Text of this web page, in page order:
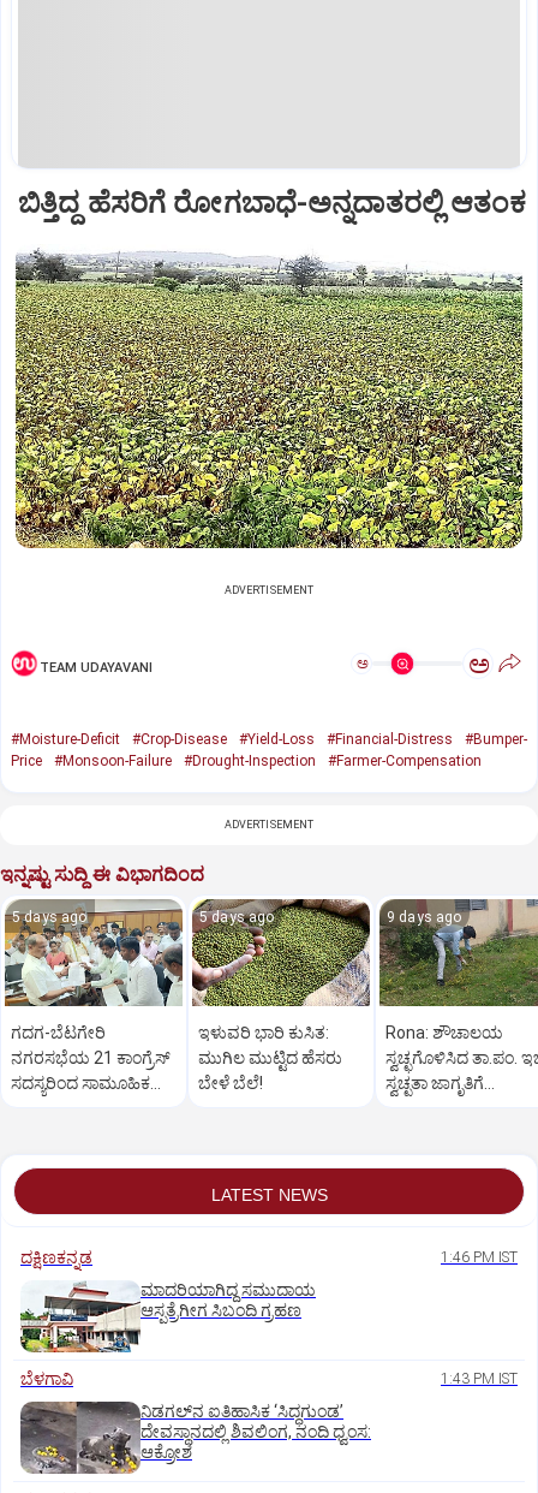
ಬಿತ್ತಿದ್ದ ಹೆಸರಿಗೆ ರೋಗಬಾಧೆ-ಅನ್ನದಾತರಲ್ಲಿ ಆತಂಕ
ADVERTISEMENT
TEAM UDAYAVANI ಅ ಅ
#Moisture-Deficit #Crop-Disease #Yield-Loss #Financial-Distress
#Bumper-
Price
#Monsoon-Failure #Drought-Inspection #Farmer-Compensation
ADVERTISEMENT
ಇನ್ನಷ್ಟು ಸುದ್ದಿ ಈ ವಿಭಾಗದಿಂದ
5 days ago
ಗದಗ-ಬೆಟಗೇರಿ
ನಗರಸಭೆಯ 21 ಕಾಂಗ್ರೆಸ್
ಸದಸ್ಯರಿಂದ ಸಾಮೂಹಿಕ
5 days ago
ಇಳುವರಿ ಭಾರಿ ಕುಸಿತ:
ಮುಗಿಲ ಮುಟ್ಟಿದ ಹೆಸರು
ಬೇಳೆ ಬೆಲೆ!
9 days ago
Rona: ಶೌಚಾಲಯ
ಸ್ವಚ್ಛಗೊಳಿಸಿದ ತಾ.ಪಂ.
ಸ್ವಚ್ಛತಾ ಜಾಗೃತಿಗೆ
LATEST NEWS
ದಕ್ಷಿಣಕನ್ನಡ 1:46 PM IST
ಮಾದರಿಯಾಗಿದ್ದ ಸಮುದಾಯ
ಆಸ್ಪತ್ರೆಗೀಗ ಸಿಬಂದಿ ಗ್ರಹಣ
ಬೆಳಗಾವಿ 1:43 PM IST
ನಿಡಗಲ್‌ನ ಐತಿಹಾಸಿಕ ‘ಸಿದ್ಧಗುಂಡ’
ದೇವಸ್ಥಾನದಲ್ಲಿ ಶಿವಲಿಂಗ, ನಂದಿ ಧ್ವಂಸ:
ಆಕ್ರೋಶ